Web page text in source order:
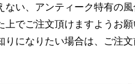
い、アンティーク特有の
でご注文頂けますようお願
りになりたい場合は、ご注